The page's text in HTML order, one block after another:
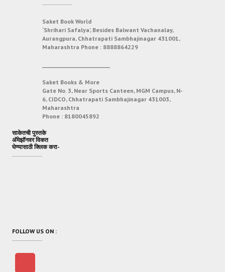
Saket Book World
‘Shrihari Safalya’, Besides Balwant Vachanalay,
Aurangpura, Chhatrapati Sambhajinagar 431001,
Maharashtra Phone : 8888864229
Saket Books & More
Gate No. 3, Near Sports Canteen, MGM Campus, N-
6, CIDCO, Chhatrapati Sambhajinagar 431003,
Maharashtra
Phone : 8180045892
साकेतची पुस्तके
अ‍ॅमेझॉनवर विकत
घेण्यासाठी क्लिक करा-
FOLLOW US ON :